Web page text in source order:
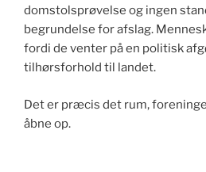
domstolsprøvelse og ingen
begrundelse for afslag.
fordi de venter på en politisk
tilhørsforhold til landet.
Det er præcis det rum,
åbne op.